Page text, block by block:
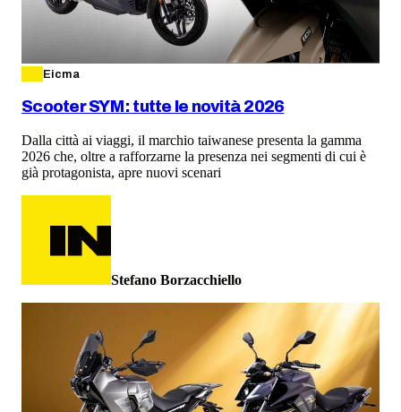
Eicma
Scooter SYM: tutte le novità 2026
Dalla città ai viaggi, il marchio taiwanese presenta la gamma
2026 che, oltre a rafforzarne la presenza nei segmenti di cui è
già protagonista, apre nuovi scenari
Stefano Borzacchiello